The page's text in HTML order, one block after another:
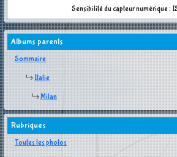
Sensibilité du capteur numérique :
Albums parents
Sommaire
Italie
Milan
Rubriques
Toutes les photos